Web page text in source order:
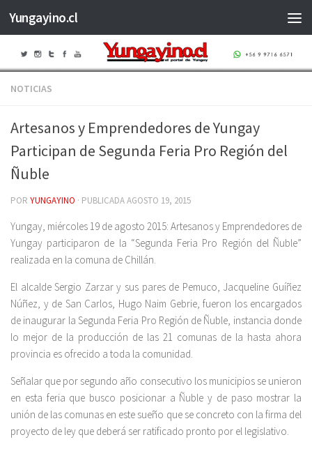
Saltar al contenido
Yungayino.cl
NOTICIAS
Artesanos y Emprendedores de Yungay
Participan de Segunda Feria Pro Región del
Ñuble
POR YUNGAYINO · PUBLICADAAGOSTO 19, 2015
Yungay, miércoles 19 de agosto 2015: Artesanos y Emprendedores de
Yungay participaron de la “Segunda Feria Pro Región del Ñuble”
realizada en la comuna de Chillán.
El alcalde Sergio Zarzar y sus pares de Pemuco, Jacqueline Guíñez
Núñez, y de San Carlos, Hugo Naim Gebrie, fueron los encargados
de inaugurar la Segunda Feria Pro Región de Ñuble, instancia donde
lo mejor de la producción de las 21 comunas de la hasta ahora
provincia es ofrecido a toda la comunidad.
Señalar que por segundo año consecutivo los municipios se unieron
en esta feria que busco posicionar a Ñuble y de paso mostrar la
unión de las comunas en este sueño que se concreto con la firma del
proyecto de ley que deberá ser ratificado pronto por el legislativo.